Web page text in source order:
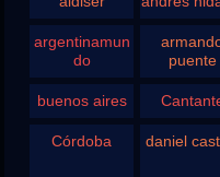
argentinamun
do
puente
buenos aires
Córdoba daniel